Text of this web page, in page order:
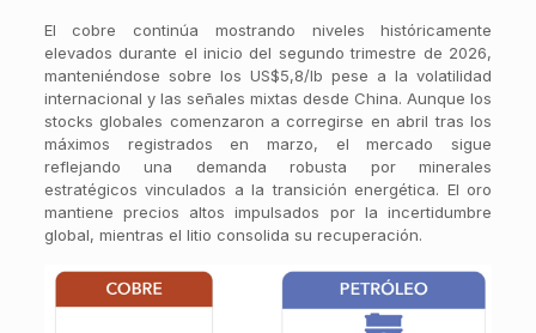
El cobre continúa mostrando niveles históricamente
elevados durante el inicio del segundo trimestre de 2026,
manteniéndose sobre los US$5,8/lb pese a la volatilidad
internacional y las señales mixtas desde China. Aunque los
stocks globales comenzaron a corregirse en abril tras los
máximos registrados en marzo, el mercado sigue
reflejando una demanda robusta por minerales
estratégicos vinculados a la transición energética. El oro
mantiene precios altos impulsados por la incertidumbre
global, mientras el litio consolida su recuperación.